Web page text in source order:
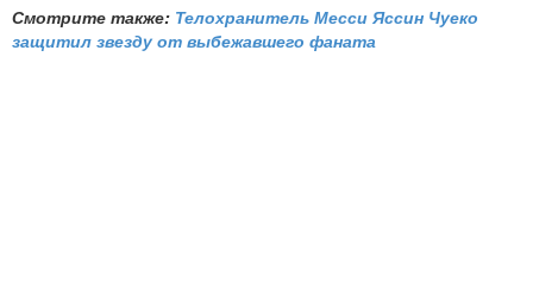
Смотрите также: Телохранитель Месси Яссин Чуеко
защитил звезду от выбежавшего фаната